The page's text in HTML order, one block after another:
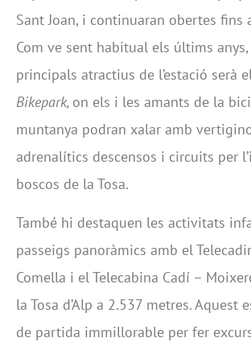
Sant Joan, i continuaran obertes fins
Com ve sent habitual els últims
principals atractius de l’estació serà
Bikepark, on els i les amants de la
muntanya podran xalar amb
adrenalítics descensos i circuits per
boscos de la Tosa.
També hi destaquen les activitats
passeigs panoràmics amb el
Comella i el Telecabina Cadí –
la Tosa d’Alp a 2.537 metres. Aquest
de partida immillorable per fer